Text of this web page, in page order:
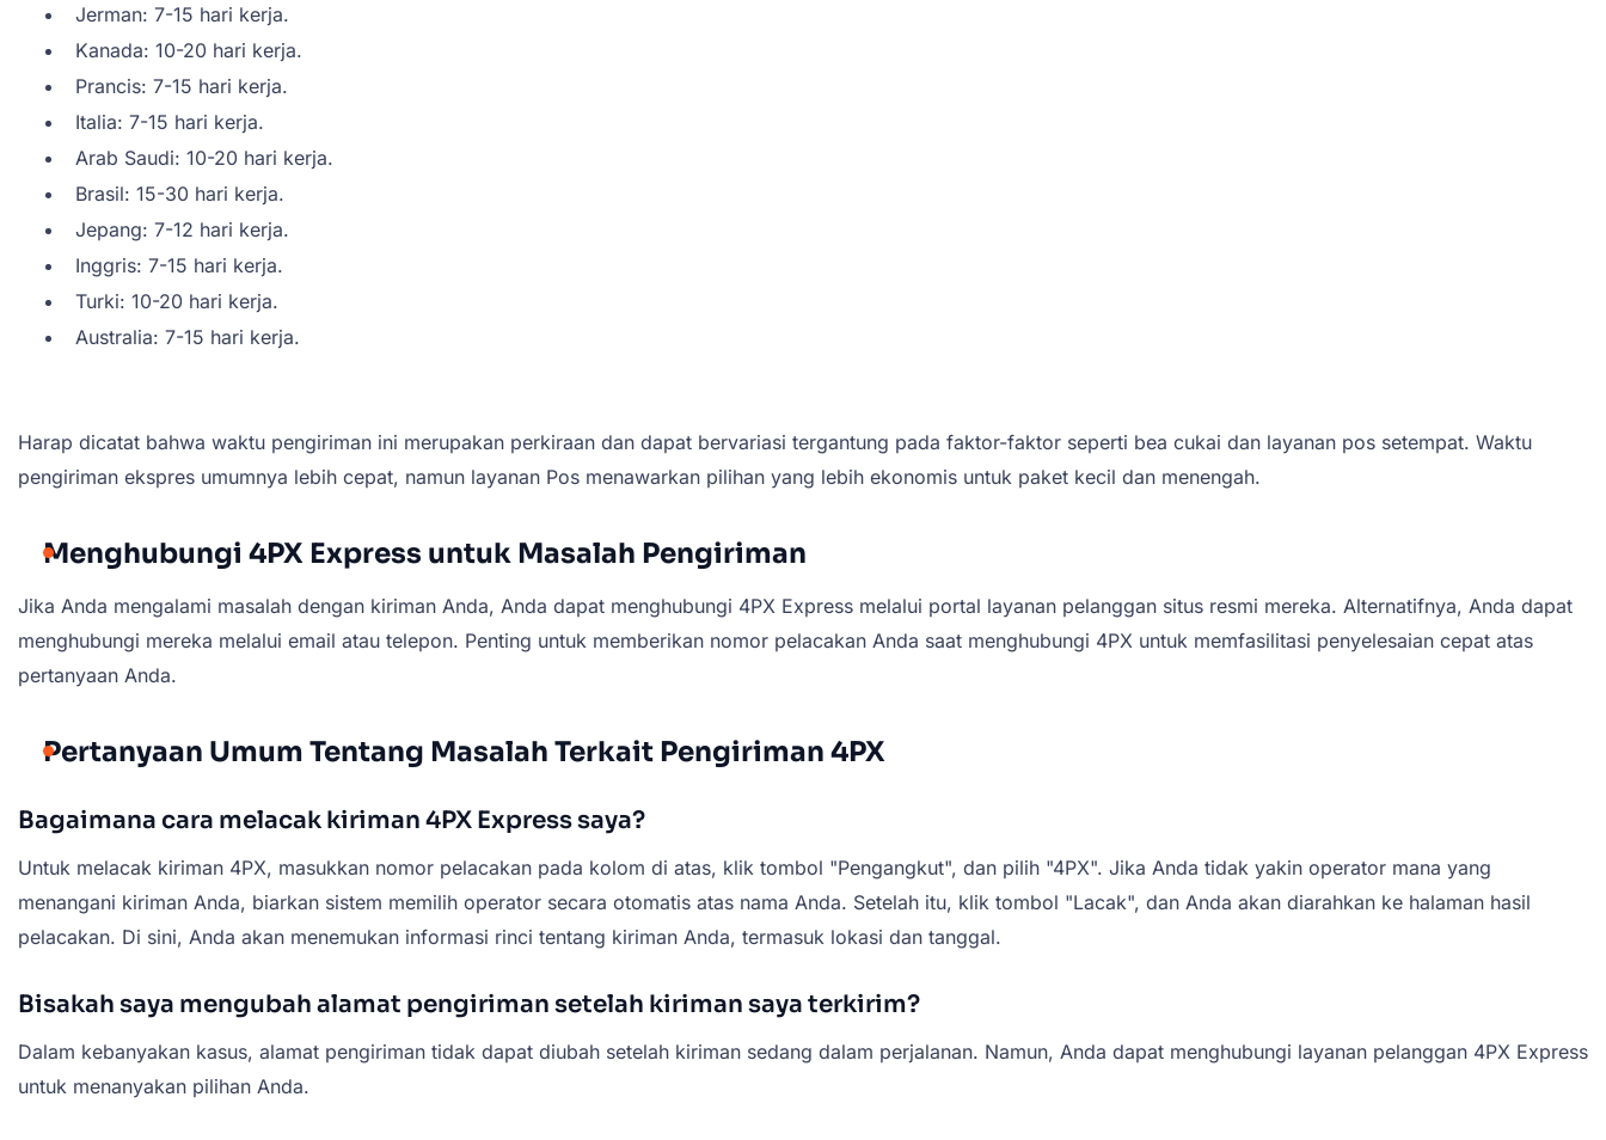
Jerman: 7-15 hari kerja.
Kanada: 10-20 hari kerja.
Prancis: 7-15 hari kerja.
Italia: 7-15 hari kerja.
Arab Saudi: 10-20 hari kerja.
Brasil: 15-30 hari kerja.
Jepang: 7-12 hari kerja.
Inggris: 7-15 hari kerja.
Turki: 10-20 hari kerja.
Australia: 7-15 hari kerja.
Harap dicatat bahwa waktu pengiriman ini merupakan perkiraan dan dapat bervariasi tergantung pada faktor-faktor seperti bea cukai dan layanan pos setempat. Waktu
pengiriman ekspres umumnya lebih cepat, namun layanan Pos menawarkan pilihan yang lebih ekonomis untuk paket kecil dan menengah.
Menghubungi 4PX Express untuk Masalah Pengiriman
Jika Anda mengalami masalah dengan kiriman Anda, Anda dapat menghubungi 4PX Express melalui portal layanan pelanggan situs resmi mereka. Alternatifnya, Anda dapat
menghubungi mereka melalui email atau telepon. Penting untuk memberikan nomor pelacakan Anda saat menghubungi 4PX untuk memfasilitasi penyelesaian cepat atas
pertanyaan Anda.
Pertanyaan Umum Tentang Masalah Terkait Pengiriman 4PX
Bagaimana cara melacak kiriman 4PX Express saya?
Untuk melacak kiriman 4PX, masukkan nomor pelacakan pada kolom di atas, klik tombol "Pengangkut", dan pilih "4PX". Jika Anda tidak yakin operator mana yang
menangani kiriman Anda, biarkan sistem memilih operator secara otomatis atas nama Anda. Setelah itu, klik tombol "Lacak", dan Anda akan diarahkan ke halaman hasil
pelacakan. Di sini, Anda akan menemukan informasi rinci tentang kiriman Anda, termasuk lokasi dan tanggal.
Bisakah saya mengubah alamat pengiriman setelah kiriman saya terkirim?
Dalam kebanyakan kasus, alamat pengiriman tidak dapat diubah setelah kiriman sedang dalam perjalanan. Namun, Anda dapat menghubungi layanan pelanggan 4PX Express
untuk menanyakan pilihan Anda.